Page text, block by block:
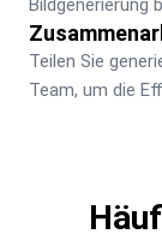
Teilen Sie
Team, um die